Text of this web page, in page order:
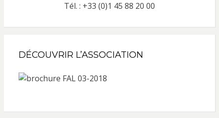
Tél. : +33 (0)1 45 88 20 00
DÉCOUVRIR L’ASSOCIATION